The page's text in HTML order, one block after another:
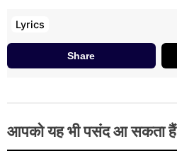
Lyrics
Share
आपको यह भी पसंद आ सकता हैं